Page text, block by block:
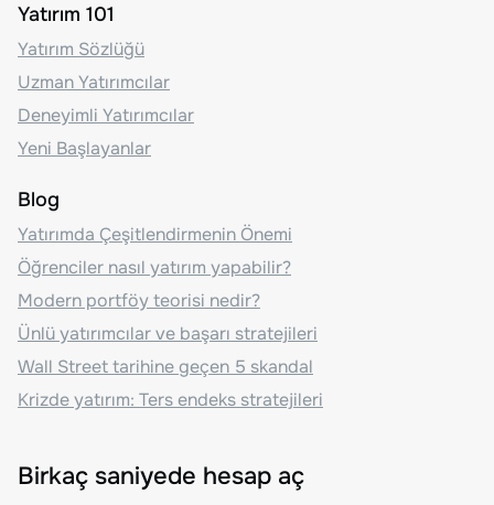
Yatırım 101
Yatırım Sözlüğü
Uzman Yatırımcılar
Deneyimli Yatırımcılar
Yeni Başlayanlar
Blog
Yatırımda Çeşitlendirmenin Önemi
Öğrenciler nasıl yatırım yapabilir?
Modern portföy teorisi nedir?
Ünlü yatırımcılar ve başarı stratejileri
Wall Street tarihine geçen 5 skandal
Krizde yatırım: Ters endeks stratejileri
Birkaç saniyede hesap aç